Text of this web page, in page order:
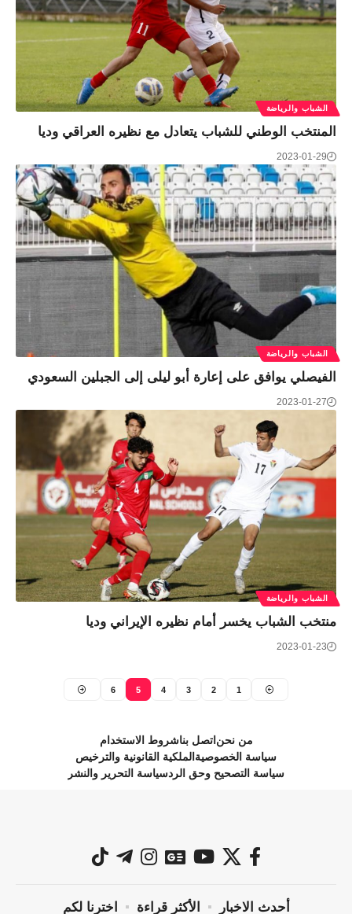
الشباب والرياضة
المنتخب الوطني للشباب يتعادل مع نظيره العراقي وديا
2023-01-29
الشباب والرياضة
الفيصلي يوافق على إعارة أبو ليلى إلى الجبلين السعودي
2023-01-27
الشباب والرياضة
منتخب الشباب يخسر أمام نظيره الإيراني وديا
2023-01-23
1
2
3
4
5
6
من نحن اتصل بناشروط الاستخدام
سياسة الخصوصية الملكية القانونية والترخيص
سياسة التصحيح وحق الردسياسة التحرير والنشر
أحدث الاخبار الأكثر قراءة اخترنا لكم